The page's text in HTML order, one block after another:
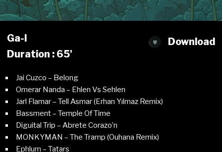
Download
Ga-l
Duration : 65'
Jai Cuzco – Belong
Omerar Nanda – Ehlen Vs Sehlen
Jarl Flamar – Tell Asmar (Erhan Yılmaz Remix)
Bassment – Temple Of Time
Diguital Trip – Abrete Corazo’n
MONKYMAN – The Tramp (Ouhana Remix)
Ephlum – Tatars